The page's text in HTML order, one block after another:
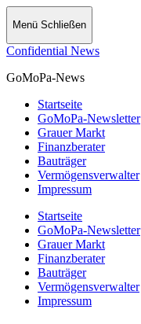
Menü Schließen
Confidential News
GoMoPa-News
Startseite
GoMoPa-Newsletter
Grauer Markt
Finanzberater
Bauträger
Vermögensverwalter
Impressum
Startseite
GoMoPa-Newsletter
Grauer Markt
Finanzberater
Bauträger
Vermögensverwalter
Impressum